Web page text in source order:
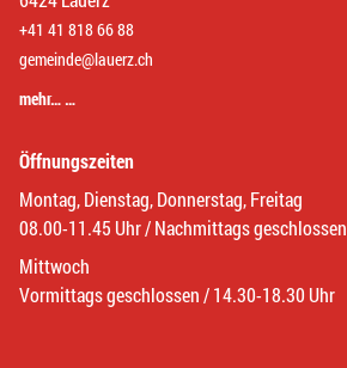
+41 41 818 66 88
gemeinde@lauerz.ch
mehr… …
Öffnungszeiten
Montag, Dienstag, Donnerstag, Freitag
08.00-11.45 Uhr / Nachmittags geschlossen
Mittwoch
Vormittags geschlossen / 14.30-18.30 Uhr